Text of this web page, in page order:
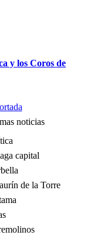
y los Coros de
noticias
capital
de la Torre